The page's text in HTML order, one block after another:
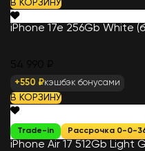
В КОРЗИНУ
iPhone 17e 256Gb White
+550 ₽кэшбэк бонусами
В КОРЗИНУ
Trade-in Рассрочка 0-0-
iPhone Air 17 512Gb Light